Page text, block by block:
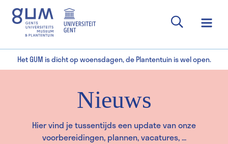
Het GUM is dicht op woensdagen, de Plantentuin is wel open.
Nieuws
Hier vind je tussentijds een update van onze
voorbereidingen, plannen, vacatures, ...